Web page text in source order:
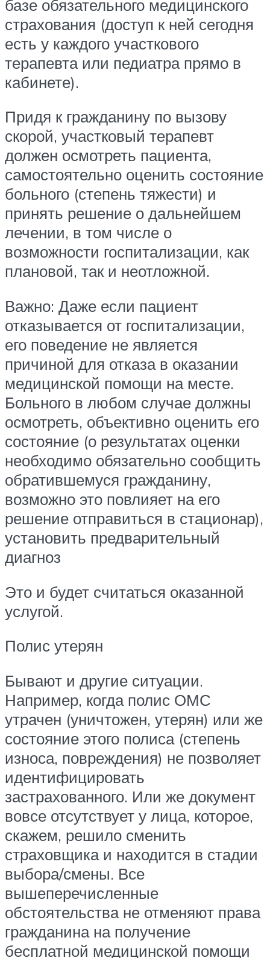
базе обязательного медицинского
страхования (доступ к ней сегодня
есть у каждого участкового
терапевта или педиатра прямо в
кабинете).
Придя к гражданину по вызову
скорой, участковый терапевт
должен осмотреть пациента,
самостоятельно оценить состояние
больного (степень тяжести) и
принять решение о дальнейшем
лечении, в том числе о
возможности госпитализации, как
плановой, так и неотложной.
Важно: Даже если пациент
отказывается от госпитализации,
его поведение не является
причиной для отказа в оказании
медицинской помощи на месте.
Больного в любом случае должны
осмотреть, объективно оценить его
состояние (о результатах оценки
необходимо обязательно сообщить
обратившемуся гражданину,
возможно это повлияет на его
решение отправиться в стационар),
установить предварительный
диагноз
Это и будет считаться оказанной
услугой.
Полис утерян
Бывают и другие ситуации.
Например, когда полис ОМС
утрачен (уничтожен, утерян) или же
состояние этого полиса (степень
износа, повреждения) не позволяет
идентифицировать
застрахованного. Или же документ
вовсе отсутствует у лица, которое,
скажем, решило сменить
страховщика и находится в стадии
выбора/смены. Все
вышеперечисленные
обстоятельства не отменяют права
гражданина на получение
бесплатной медицинской помощи